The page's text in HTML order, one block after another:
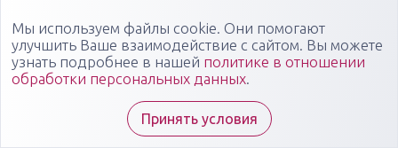
Мы используем файлы cookie. Они помогают
улучшить Ваше взаимодействие с сайтом. Вы можете
узнать подробнее в нашей политике в отношении
обработки персональных данных.
Принять условия